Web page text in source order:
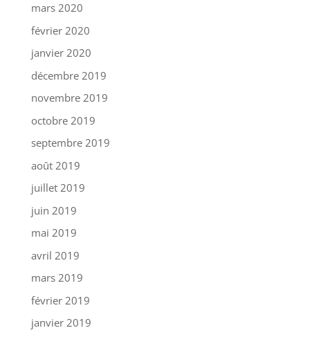
mars 2020
février 2020
janvier 2020
décembre 2019
novembre 2019
octobre 2019
septembre 2019
août 2019
juillet 2019
juin 2019
mai 2019
avril 2019
mars 2019
février 2019
janvier 2019